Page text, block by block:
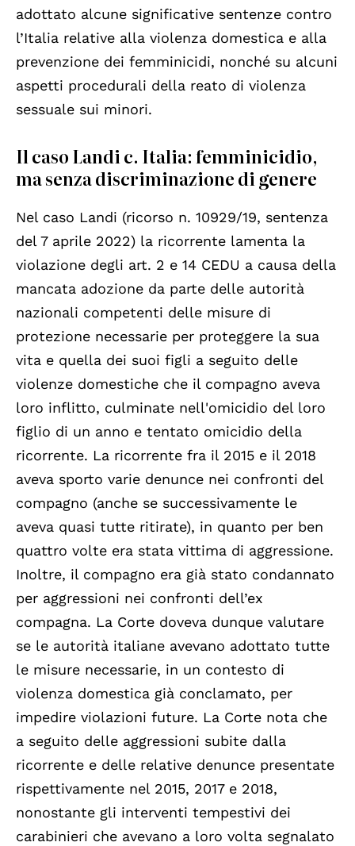
adottato alcune significative sentenze contro
l’Italia relative alla violenza domestica e alla
prevenzione dei femminicidi, nonché su alcuni
aspetti procedurali della reato di violenza
sessuale sui minori.
Il caso Landi c. Italia: femminicidio,
ma senza discriminazione di genere
Nel caso Landi (ricorso n. 10929/19, sentenza
del 7 aprile 2022) la ricorrente lamenta la
violazione degli art. 2 e 14 CEDU a causa della
mancata adozione da parte delle autorità
nazionali competenti delle misure di
protezione necessarie per proteggere la sua
vita e quella dei suoi figli a seguito delle
violenze domestiche che il compagno aveva
loro inflitto, culminate nell'omicidio del loro
figlio di un anno e tentato omicidio della
ricorrente. La ricorrente fra il 2015 e il 2018
aveva sporto varie denunce nei confronti del
compagno (anche se successivamente le
aveva quasi tutte ritirate), in quanto per ben
quattro volte era stata vittima di aggressione.
Inoltre, il compagno era già stato condannato
per aggressioni nei confronti dell’ex
compagna. La Corte doveva dunque valutare
se le autorità italiane avevano adottato tutte
le misure necessarie, in un contesto di
violenza domestica già conclamato, per
impedire violazioni future. La Corte nota che
a seguito delle aggressioni subite dalla
ricorrente e delle relative denunce presentate
rispettivamente nel 2015, 2017 e 2018,
nonostante gli interventi tempestivi dei
carabinieri che avevano a loro volta segnalato